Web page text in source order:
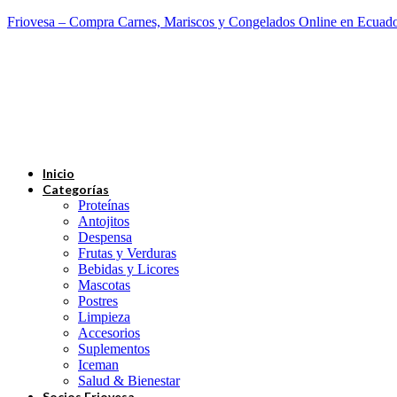
Friovesa – Compra Carnes, Mariscos y Congelados Online en
Inicio
Categorías
Proteínas
Antojitos
Despensa
Frutas y Verduras
Bebidas y Licores
Mascotas
Postres
Limpieza
Accesorios
Suplementos
Iceman
Salud & Bienestar